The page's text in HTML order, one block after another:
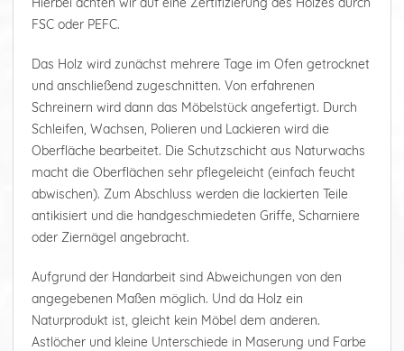
FSC oder PEFC.
Das Holz wird zunächst mehrere Tage im Ofen getrocknet
und anschließend zugeschnitten. Von erfahrenen
Schreinern wird dann das Möbelstück angefertigt. Durch
Schleifen, Wachsen, Polieren und Lackieren wird die
Oberfläche bearbeitet. Die Schutzschicht aus Naturwachs
macht die Oberflächen sehr pflegeleicht (einfach feucht
abwischen). Zum Abschluss werden die lackierten Teile
antikisiert und die handgeschmiedeten Griffe, Scharniere
oder Ziernägel angebracht.
Aufgrund der Handarbeit sind Abweichungen von den
angegebenen Maßen möglich. Und da Holz ein
Naturprodukt ist, gleicht kein Möbel dem anderen.
Astlöcher und kleine Unterschiede in Maserung und Farbe